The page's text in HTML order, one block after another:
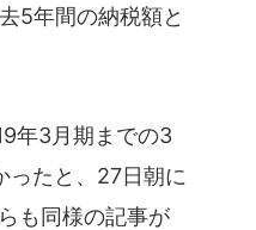
5年間の納税額と
年3月期までの3
ったと、27日朝に
も同様の記事が